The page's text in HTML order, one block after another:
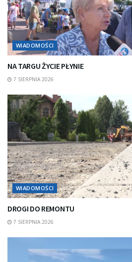
WIADOMOŚCI
NA TARGU ŻYCIE PŁYNIE
7 SIERPNIA 2026
WIADOMOŚCI
DROGI DO REMONTU
7 SIERPNIA 2026